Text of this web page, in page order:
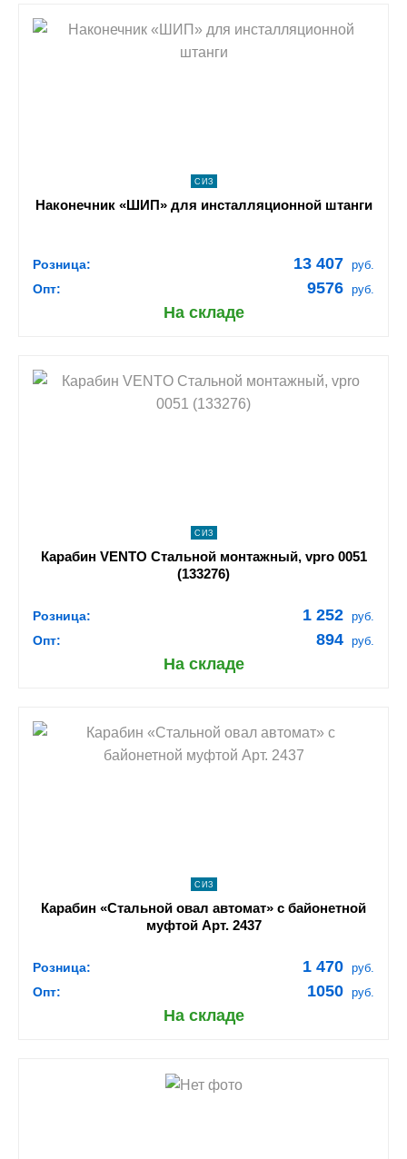
shopping_cart В КОРЗИНУ
СИЗ
Наконечник «ШИП» для инсталляционной штанги
Розница: 13 407 руб.
Опт: 9576 руб.
На складе
shopping_cart В КОРЗИНУ
СИЗ
Карабин VENTO Стальной монтажный, vpro 0051
(133276)
Розница: 1 252 руб.
Опт: 894 руб.
На складе
shopping_cart В КОРЗИНУ
СИЗ
Карабин «Стальной овал автомат» с байонетной
муфтой Арт. 2437
Розница: 1 470 руб.
Опт: 1050 руб.
На складе
shopping_cart В КОРЗИНУ